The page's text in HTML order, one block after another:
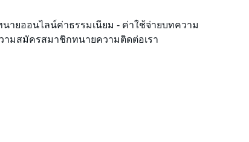
นายออนไลน์ค่าธรรมเนียม - ค่าใช้จ่ายบทความ
ามสมัครสมาชิกทนายความติดต่อเรา